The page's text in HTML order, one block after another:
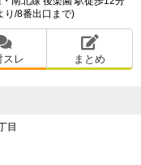
り/8番出口まで)
スレ まとめ
目